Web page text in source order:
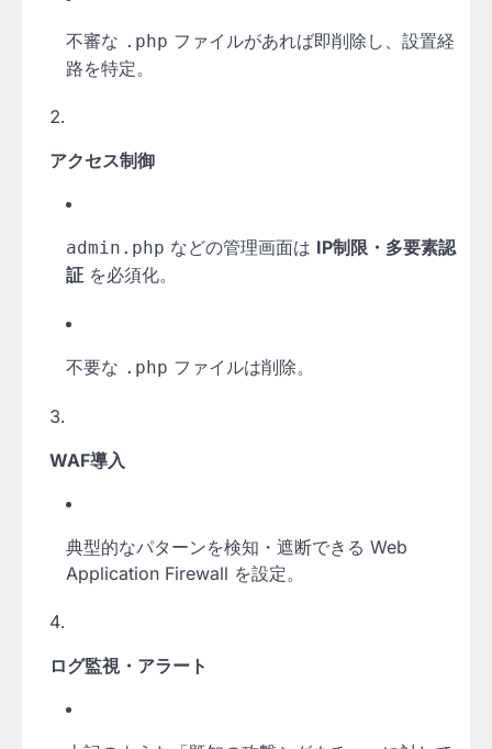
不審な .php ファイルがあれば即削除し、設置経
路を特定。
アクセス制御
admin.php などの管理画面は IP制限・多要素認
証 を必須化。
不要な .php ファイルは削除。
WAF導入
典型的なパターンを検知・遮断できる Web
Application Firewall を設定。
ログ監視・アラート